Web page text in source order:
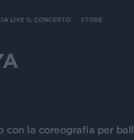
LIVE IL CONCERTO STORE
con la coreografia per